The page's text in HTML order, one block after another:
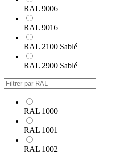
RAL 9006
RAL 9016
RAL 2100 Sablé
RAL 2900 Sablé
RAL 1000
RAL 1001
RAL 1002